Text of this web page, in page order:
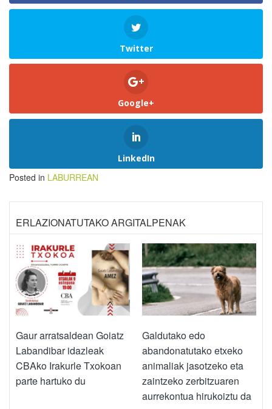
Twitter
Google+
LinkedIn
Posted in LABURREAN
ERLAZIONATUTAKO ARGITALPENAK
Gaur arratsaldean Goiatz
Labandibar idazleak
CBAko Irakurle Txokoan
parte hartuko du
Galdutako edo
abandonatutako etxeko
animaliak jasotzeko eta
zaintzeko zerbitzuaren
aurrekontua hirukoiztu da